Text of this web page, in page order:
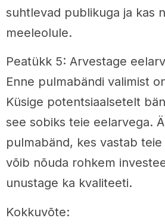
suhtlevad publikuga ja kas
meeleolule.
Peatükk 5: Arvestage
Enne pulmabändi valimist
Küsige potentsiaalsetelt
see sobiks teie eelarvega.
pulmabänd, kes vastab
võib nõuda rohkem
unustage ka kvaliteeti.
Kokkuvõte: